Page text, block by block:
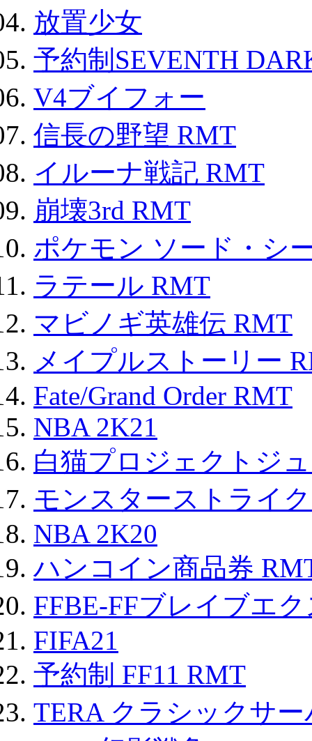
放置少女
予約制SEVENTH
V4ブイフォー
信長の野望 RMT
イルーナ戦記 RMT
崩壊3rd RMT
ポケモン ソード・シ
ラテール RMT
マビノギ英雄伝 RMT
メイプルストーリー
Fate/Grand Order RMT
NBA 2K21
白猫プロジェクトジ
モンスターストライ
NBA 2K20
ハンコイン商品券
FFBE-FFブレイブエ
FIFA21
予約制 FF11 RMT
TERA クラシックサ